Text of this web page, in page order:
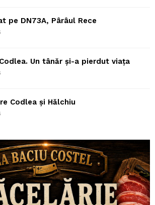
pe DN73A, Pârâul Rece
Un tânăr și-a pierdut viața
Codlea și Hălchiu